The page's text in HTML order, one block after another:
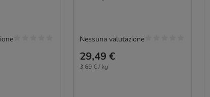
29,49 €
3,69 € / kg
Nessuna valutazione